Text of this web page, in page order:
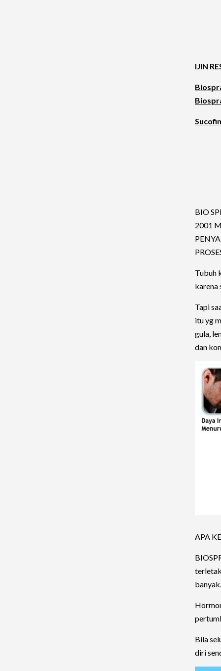
IJIN
BIO
2001
Tubuh
karena
Tapi
itu yg
gula,
dan
APA
banyak.
Bila
diri